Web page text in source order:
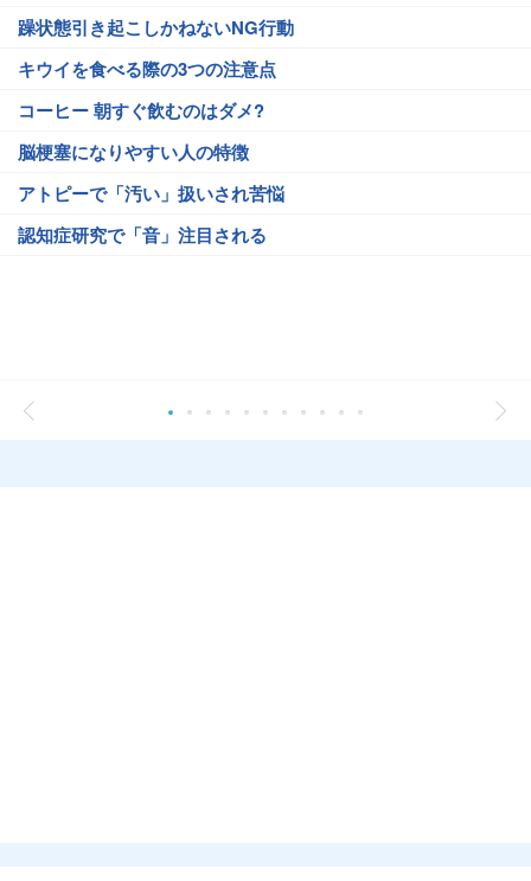
躁状態引き起こしかねないNG行動
キウイを食べる際の3つの注意点
コーヒー 朝すぐ飲むのはダメ?
脳梗塞になりやすい人の特徴
アトピーで「汚い」扱いされ苦悩
認知症研究で「音」注目される